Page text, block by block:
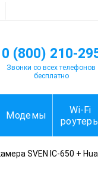
0 (800) 210-
Звонки со всех телефонов
бесплатно
Модемы
Wi-Fi
SVEN IC-650 +